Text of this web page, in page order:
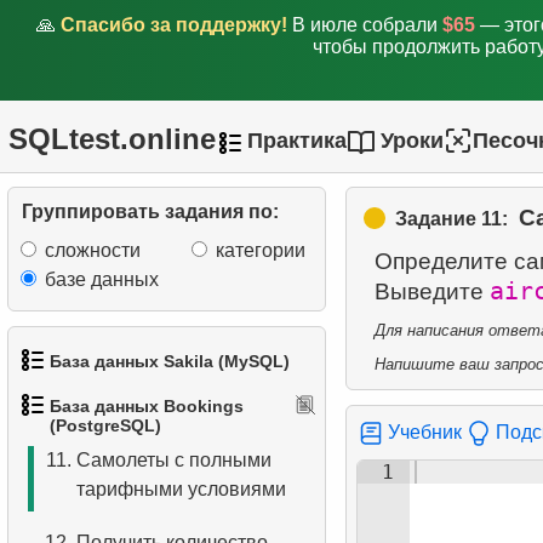
🙏 Спасибо за поддержку! В июле собрали $65 —
чтобы продолжить
SQLtest.online Практика Уроки
Группировать задания по:
сложности
категории
базе данных
База данных Sakila (MySQL)
1.Получить список актёров
Имена актёров
3. Упорядоченный список
База данных Bookings
(PostgreSQL)
Домодедово
Домодедово
Получить бронирования
по дате
8.Анализ использования
самолётов
9.Типы тарифов
Самолеты без Бизнес-
класса
11. Самолеты с полными
тарифными условиями
Задание 11:
Определите
Выведите
Для написания
Напишите ваш
Учебник
1